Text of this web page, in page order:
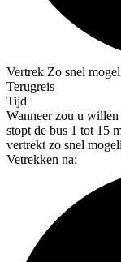
Vertrek Zo snel
Terugreis
Tijd
Wanneer zou u
stopt de bus 1 tot 15
vertrekt zo snel
Vetrekken na: